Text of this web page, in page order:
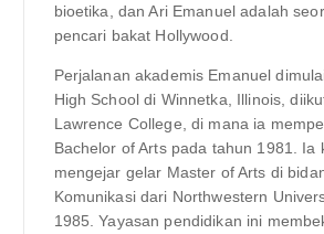
bioetika, dan Ari Emanuel adalah
pencari bakat Hollywood.
Perjalanan akademis Emanuel
High School di Winnetka, Illinois,
Lawrence College, di mana ia
Bachelor of Arts pada tahun 1981. Ia
mengejar gelar Master of Arts di
Komunikasi dari Northwestern
1985. Yayasan pendidikan ini